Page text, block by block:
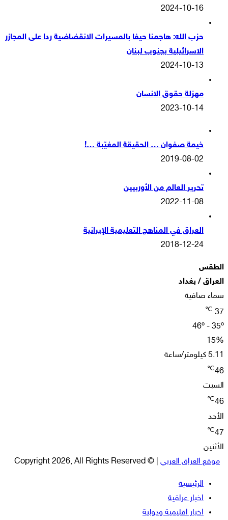
2024-10-16
حزب الله: هاجمنا حيفا بالمسيرات الانقضاضية ردا على المجازر
الاسرائيلية بجنوب لبنان
2024-10-13
مهزلة حقوق الانسان
2023-10-14
خيمة صفوان … الحقيقة المغيّبة …!
2019-08-02
تحرير العالم من الأوربيين
2022-11-08
العراق في المناهج التعليمية الإيرانية
2018-12-24
الطقس
العراق / بغداد
سماء صافية
37
℃
46º - 35º
15%
5.11 كيلومتر/ساعة
46
℃
السبت
46
℃
الأحد
47
℃
الأثنين
موقع العراق العربي | © Copyright 2026, All Rights Reserved
الرئيسية
اخبار عراقية
اخبار اقليمية ودولية